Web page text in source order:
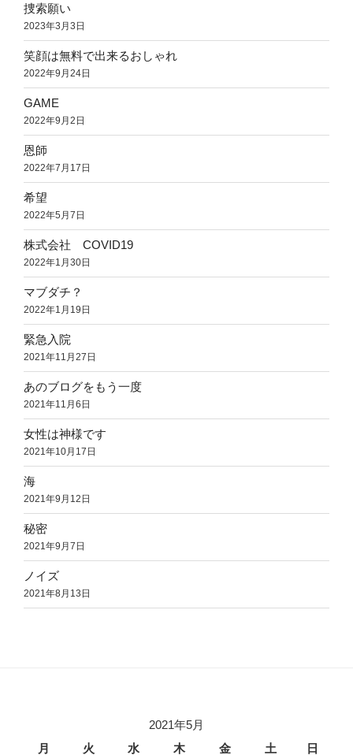
捜索願い
2023年3月3日
笑顔は無料で出来るおしゃれ
2022年9月24日
GAME
2022年9月2日
恩師
2022年7月17日
希望
2022年5月7日
株式会社 COVID19
2022年1月30日
マブダチ？
2022年1月19日
緊急入院
2021年11月27日
あのブログをもう一度
2021年11月6日
女性は神様です
2021年10月17日
海
2021年9月12日
秘密
2021年9月7日
ノイズ
2021年8月13日
2021年5月
月
火 水 木 金 土 日